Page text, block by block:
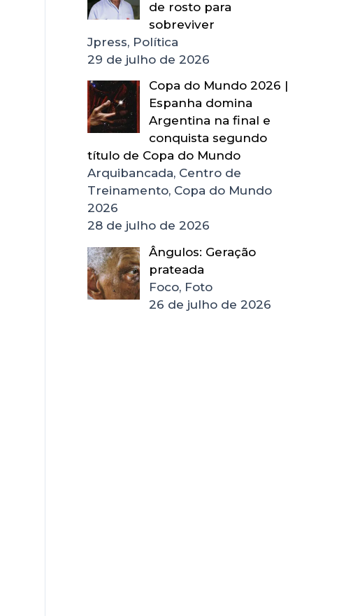
de rosto para
sobreviver
Jpress, Política
29 de julho de 2026
Copa do Mundo 2026 |
Espanha domina
Argentina na final e
conquista segundo
título de Copa do Mundo
Arquibancada, Centro de
Treinamento, Copa do Mundo
2026
28 de julho de 2026
Ângulos: Geração
prateada
Foco, Foto
26 de julho de 2026